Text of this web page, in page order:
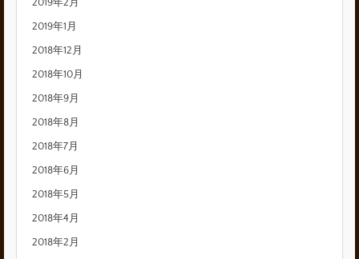
2019年2月
2019年1月
2018年12月
2018年10月
2018年9月
2018年8月
2018年7月
2018年6月
2018年5月
2018年4月
2018年2月